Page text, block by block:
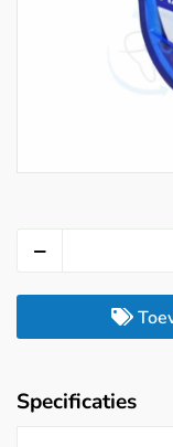
Specificaties